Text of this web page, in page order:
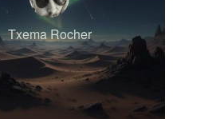
Txema Rocher